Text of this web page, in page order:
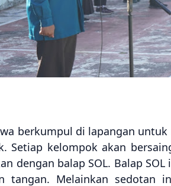
berkumpul di lapangan
Setiap kelompok akan
dengan balap SOL. Balap
tangan. Melainkan